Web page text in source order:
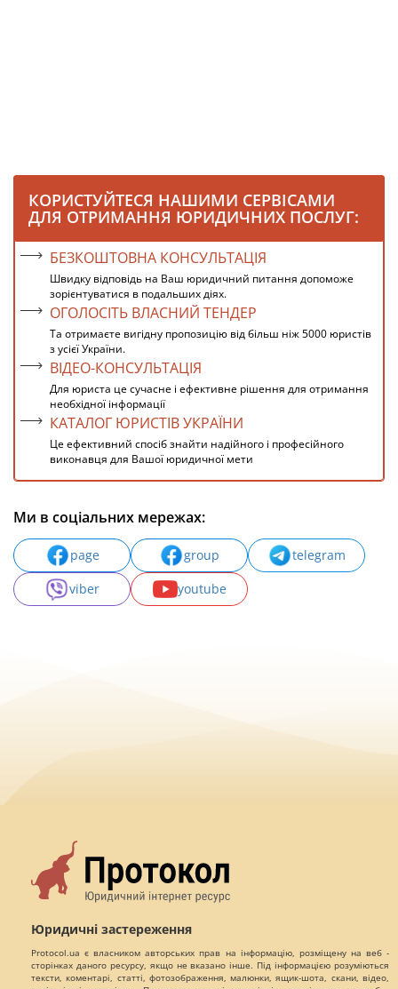
КОРИСТУЙТЕСЯ НАШИМИ СЕРВІСАМИ
ДЛЯ ОТРИМАННЯ ЮРИДИЧНИХ ПОСЛУГ:
БЕЗКОШТОВНА КОНСУЛЬТАЦІЯ
Швидку відповідь на Ваш юридичний питання допоможе
зорієнтуватися в подальших діях.
ОГОЛОСІТЬ ВЛАСНИЙ ТЕНДЕР
Та отримаєте вигідну пропозицію від більш ніж 5000 юристів
з усієї України.
ВІДЕО-КОНСУЛЬТАЦІЯ
Для юриста це сучасне і ефективне рішення для отримання
необхідної інформації
КАТАЛОГ ЮРИСТІВ УКРАЇНИ
Це ефективний спосіб знайти надійного і професійного
виконавця для Вашої юридичної мети
Ми в соціальних мережах:
page group
telegram
viber
youtube
Юридичні застереження
Protocol.ua є власником авторських прав на інформацію, розміщену на веб -
сторінках даного ресурсу, якщо не вказано інше. Під інформацією розуміються
тексти, коментарі, статті, фотозображення, малюнки, ящик-шота, скани, відео,